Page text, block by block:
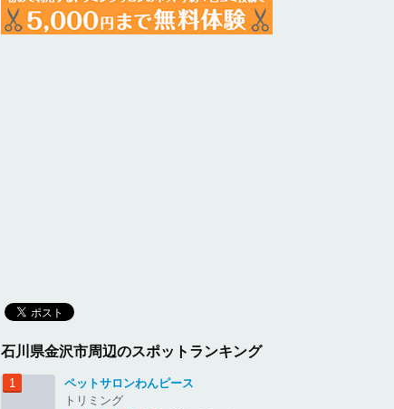
石川県金沢市周辺のスポットランキング
ペットサロンわんピース
トリミング